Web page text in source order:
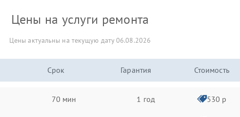
Цены на услуги ремонта
Цены актуальны на текущую дату 06.08.2026
Срок Гарантия Стоимость
70 мин 1 год 530 р